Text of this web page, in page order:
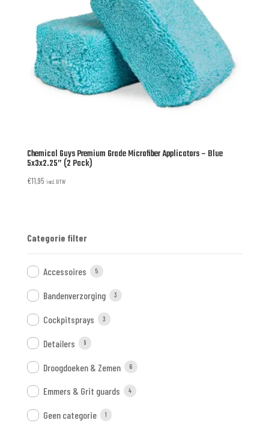
Chemical Guys Premium Grade Microfiber Applicators – Blue
5x3x2.25” (2 Pack)
€11,95 incl. BTW
Categorie filter
Accessoires 5
Bandenverzorging 3
Cockpitsprays 3
Detailers 9
Droogdoeken & Zemen 6
Emmers & Grit guards 4
Geen categorie 1